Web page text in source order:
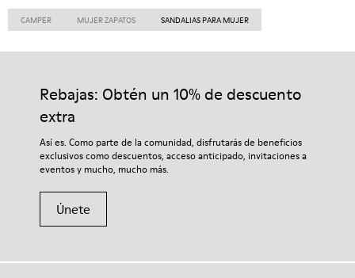
CAMPER MUJER ZAPATOS SANDALIAS PARA MUJER
Rebajas: Obtén un 10% de descuento
extra
Así es. Como parte de la comunidad, disfrutarás de beneficios
exclusivos como descuentos, acceso anticipado, invitaciones a
eventos y mucho, mucho más.
Únete